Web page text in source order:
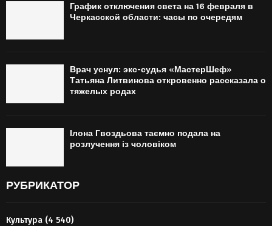
График отключения света на 16 февраля в
Черкасской области: часы по очередям
Врач уснул: экс-судья «МастерШеф»
Татьяна Литвинова откровенно рассказала о
тяжелых родах
Ілона Гвоздьова таємно подала на
розлучення із чоловіком
РУБРИКАТОР
Культура (4 540)